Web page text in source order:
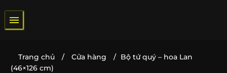
qua
nội
Trang chủ / Cửa hàng / Bộ tứ quý – hoa Lan
(46×126 cm)